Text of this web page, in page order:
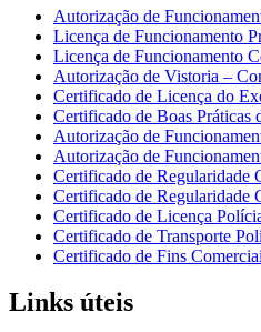
Autorização de
Licença de Funcionamento
Licença de Funcionamento
Autorização de Vistoria –
Certificado de Licença do
Certificado de Boas Práticas
Autorização de
Autorização de
Certificado de Regularidade
Certificado de Regularidade
Certificado de Licença
Certificado de Transporte
Certificado de Fins
Links úteis